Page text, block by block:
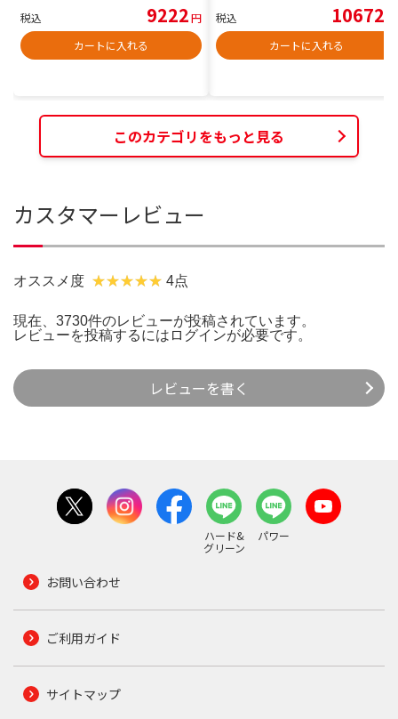
税込 9222円
カートに入れる
税込 10672
カートに入れる
このカテゴリをもっと見る
カスタマーレビュー
オススメ度 4点
現在、3730件のレビューが投稿されています。
レビューを投稿するには ログインが必要です。
レビューを書く
ハード&
グリーン
パワー
お問い合わせ
ご利用ガイド
サイトマップ